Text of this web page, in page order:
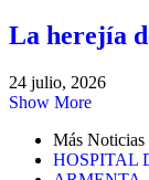
La herejía
24 julio, 2026
Show More
Más Noticias
HOSPITAL